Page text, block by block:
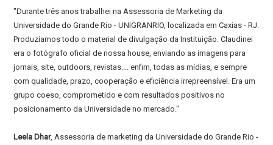
"Durante três anos trabalhei na Assessoria de Marketing da
Universidade do Grande Rio - UNIGRANRIO, localizada em Caxias - RJ.
Produzíamos todo o material de divulgação da Instituição. Claudinei
era o fotógrafo oficial de nossa house, enviando as imagens para
jornais, site, outdoors, revistas.... enfim, todas as mídias, e sempre
com qualidade, prazo, cooperação e eficiência irrepreensível. Era um
grupo coeso, comprometido e com resultados positivos no
posicionamento da Universidade no mercado."
Leela Dhar, Assessoria de marketing da Universidade do Grande Rio -